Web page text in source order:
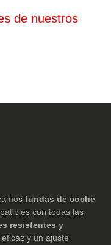
de nuestros
fundas de coche
con todas las
resistentes y
y un ajuste